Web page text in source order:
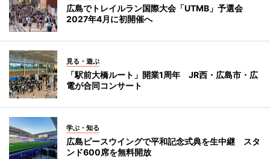
広島でトレイルラン国際大会「UTMB」予選会
2027年4月に初開催へ
見る・遊ぶ
「駅前大橋ルート」開業1周年 JR西・広島市・広
電が合同コンサート
学ぶ・知る
広島ピースウイングで平和記念式典を生中継 スタ
ンド600席を無料開放